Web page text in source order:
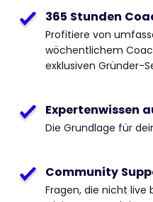
365 Stunden
Profitiere von
wöchentlichem
exklusiven Gründer-
Expertenwissen
Die Grundlage für
Community
Fragen, die nicht live